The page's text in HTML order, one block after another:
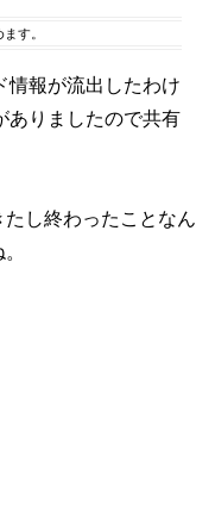
す。
情報が流出したわけ
ありましたので共有
し終わったことなん